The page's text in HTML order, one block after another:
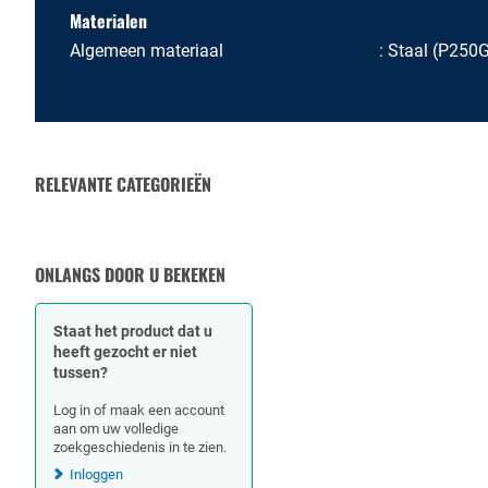
Materialen
Algemeen materiaal Staal
RELEVANTE CATEGORIEËN
ONLANGS DOOR U BEKEKEN
Staat het product dat u
heeft gezocht er niet
tussen?
Log in of maak een account
aan om uw volledige
zoekgeschiedenis in te zien.
Inloggen